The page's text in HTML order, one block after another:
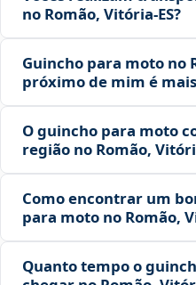
no Romão, Vitória‑ES?
Guincho para moto no
próximo de mim é
O guincho para moto
região no Romão,
Como encontrar um
para moto no Romão,
Quanto tempo o